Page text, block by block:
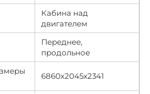
Кабина над
двигателем
Переднее,
продольное
6860х2045х2341